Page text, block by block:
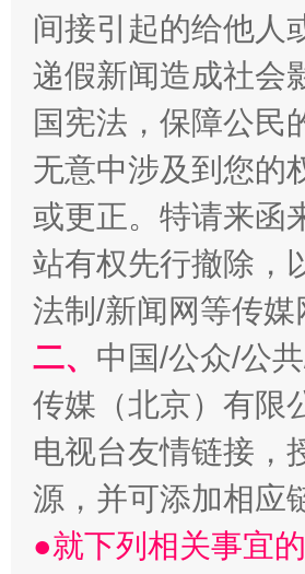
习近平的博鳌关键词
“刷贴”乱象丛生
间接引起的给他人
递假新闻造成社会
国宪法，保障公民
无意中涉及到您的
或更正。特请来函
站有权先行撤除，
法制/新闻网等传
二、 中国/公众/公
传媒（北京）有限
电视台友情链接，
源，并可添加相应
●就下列相关事宜